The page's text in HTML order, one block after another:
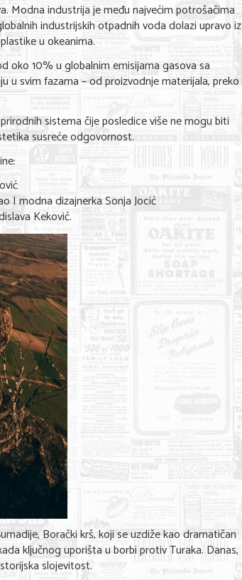
Modna industrija je među najvećim potrošačima
industrijskih otpadnih voda dolazi upravo iz
u okeanima.
oko 10% u globalnim emisijama gasova sa
u svim fazama – od proizvodnje materijala, preko
sistema čije posledice više ne mogu biti
susreće odgovornost.
I modna dizajnerka Sonja Jocić
Keković.
Borački krš, koji se uzdiže kao dramatičan
ključnog uporišta u borbi protiv Turaka. Danas,
slojevitost.